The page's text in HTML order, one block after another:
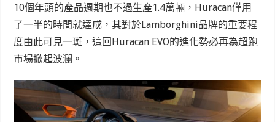
10個年頭的產品週期也不過生產1.4萬輛，Huracan僅用
了一半的時間就達成，其對於Lamborghini品牌的重要程
度由此可見一斑，這回Huracan EVO的進化勢必再為超跑
市場掀起波瀾。